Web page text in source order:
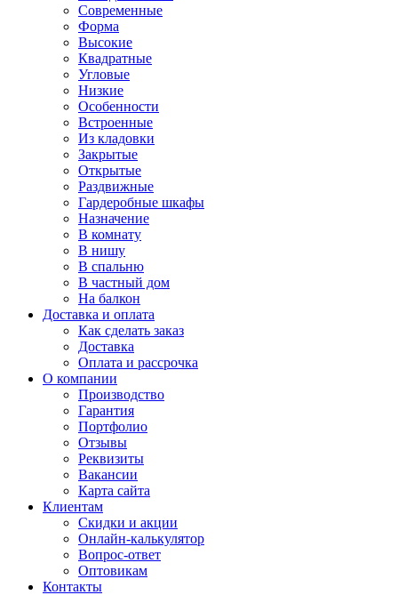
Современные
Форма
Высокие
Квадратные
Угловые
Низкие
Особенности
Встроенные
Из кладовки
Закрытые
Открытые
Раздвижные
Гардеробные шкафы
Назначение
В комнату
В нишу
В спальню
В частный дом
На балкон
Доставка и оплата
Как сделать заказ
Доставка
Оплата и рассрочка
О компании
Производство
Гарантия
Портфолио
Отзывы
Реквизиты
Вакансии
Карта сайта
Клиентам
Скидки и акции
Онлайн-калькулятор
Вопрос-ответ
Оптовикам
Контакты